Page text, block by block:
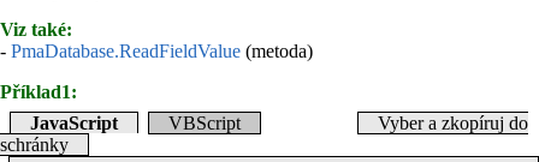
Viz také:
- PmaDatabase.ReadFieldValue (metoda)
Příklad1:
JavaScript
VBScript
Vyber a zkopíruj do
schránky